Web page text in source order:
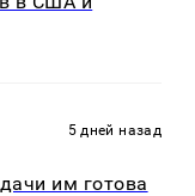
5 дней назад
им готова